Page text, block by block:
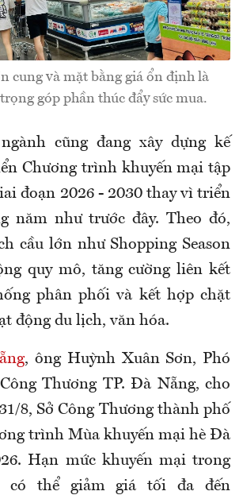
cung và mặt bằng giá ổn định là
góp phần thúc đẩy sức mua.
cũngđang xây dựng kế
Chương trình khuyến mại tập
đoạn 2026 - 2030 thay vì triển
năm như trước đây. Theo đó,
cầu lớn như Shopping Season
quy mô, tăng cường liên kết
phân phối và kết hợp chặt
động du lịch, văn hóa.
, ông Huỳnh Xuân Sơn, Phó
Thương TP. Đà Nẵng, cho
8, Sở Công Thương thành phố
trình Mùa khuyến mại hè Đà
Hạn mức khuyến mại trong
có thể giảm giá tối đa đến